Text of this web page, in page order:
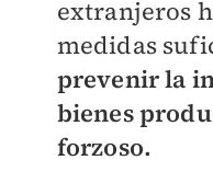
extranjeros
medidas
prevenir la
bienes
forzoso.